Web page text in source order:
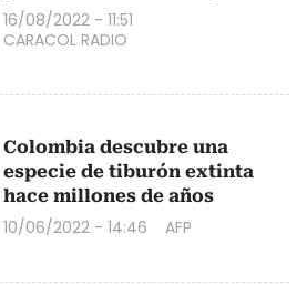
16/08/2022 - 11:51
CARACOL RADIO
Colombia descubre una
especie de tiburón extinta
hace millones de años
10/06/2022 - 14:46 AFP